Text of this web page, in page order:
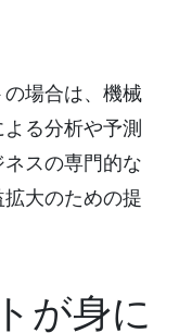
場合は、機械
る分析や予測
スの専門的な
大のための提
が身に